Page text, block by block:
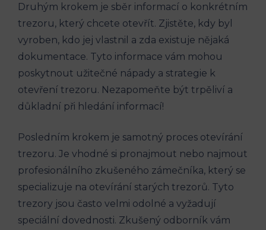
Druhým krokem je sběr informací o konkrétním
trezoru, který chcete otevřít. Zjistěte, kdy byl
vyroben, kdo jej vlastnil a zda existuje nějaká
dokumentace. Tyto informace vám mohou
poskytnout užitečné nápady a strategie k
otevření trezoru. Nezapomeňte být trpěliví a
důkladní při hledání informací!
Posledním krokem je samotný proces otevírání
trezoru. Je vhodné si pronajmout nebo najmout
profesionálního zkušeného zámečníka, který se
specializuje na otevírání starých trezorů. Tyto
trezory jsou často velmi odolné a vyžadují
speciální dovednosti. Zkušený odborník vám